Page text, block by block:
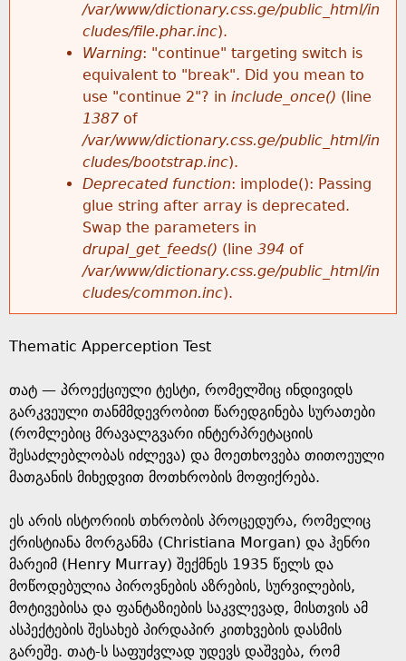
g
e
/var/www/dictionary.css.ge/public_html/in
cludes/file.phar.inc).
Warning: "continue" targeting switch is
equivalent to "break". Did you mean to
use "continue 2"? in include_once() (line
1387 of
/var/www/dictionary.css.ge/public_html/in
cludes/bootstrap.inc).
Deprecated function: implode(): Passing
glue string after array is deprecated.
Swap the parameters in
drupal_get_feeds() (line 394 of
/var/www/dictionary.css.ge/public_html/in
cludes/common.inc).
Thematic Apperception Test
თატ — პროექციული ტესტი, რომელშიც ინდივიდს
გარკვეული თანმმდევრობით წარედგინება სურათები
(რომლებიც მრავალგვარი ინტერპრეტაციის
შესაძლებლობას იძლევა) და მოეთხოვება თითოეული
მათგანის მიხედვით მოთხრობის მოფიქრება.
ეს არის ისტორიის თხრობის პროცედურა, რომელიც
ქრისტიანა მორგანმა (Christiana Morgan) და ჰენრი
მარეიმ (Henry Murray) შექმნეს 1935 წელს და
მოწოდებულია პიროვნების აზრების, სურვილების,
მოტივებისა და ფანტაზიების საკვლევად, მისთვის ამ
ასპექტების შესახებ პირდაპირ კითხვების დასმის
გარეშე. თატ-ს საფუძვლად უდევს დაშვება, რომ